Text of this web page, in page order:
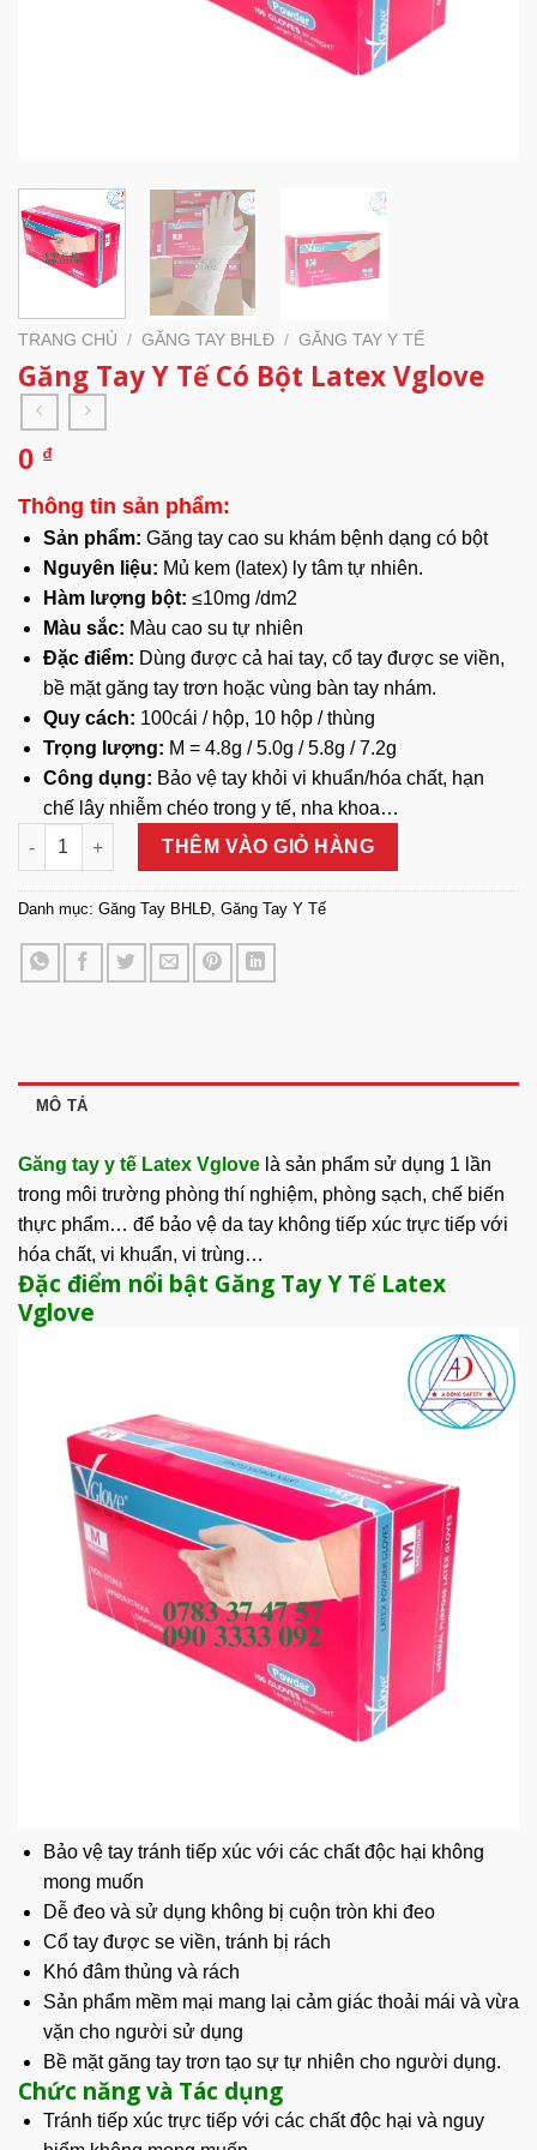
TRANG CHỦ / GĂNG TAY BHLĐ / GĂNG TAY Y TẾ
Găng Tay Y Tế Có Bột Latex Vglove
0 ₫
Thông tin sản phẩm:
Sản phẩm: Găng tay cao su khám bệnh dạng có bột
Nguyên liệu: Mủ kem (latex) ly tâm tự nhiên.
Hàm lượng bột: ≤10mg /dm2
Màu sắc: Màu cao su tự nhiên
Đặc điểm: Dùng được cả hai tay, cổ tay được se viền,
bề mặt găng tay trơn hoặc vùng bàn tay nhám.
Quy cách: 100cái / hộp, 10 hộp / thùng
Trọng lượng: M = 4.8g / 5.0g / 5.8g / 7.2g
Công dụng: Bảo vệ tay khỏi vi khuẩn/hóa chất, hạn
chế lây nhiễm chéo trong y tế, nha khoa…
Găng Tay Y Tế Có Bột Latex Vglove số lượng
THÊM VÀO GIỎ HÀNG
Danh mục: Găng Tay BHLĐ, Găng Tay Y Tế
MÔ TẢ
Găng tay y tế Latex Vglove là sản phẩm sử dụng 1 lần
trong môi trường phòng thí nghiệm, phòng sạch, chế biến
thực phẩm… để bảo vệ da tay không tiếp xúc trực tiếp với
hóa chất, vi khuẩn, vi trùng…
Đặc điểm nổi bật Găng Tay Y Tế Latex
Vglove
Bảo vệ tay tránh tiếp xúc với các chất độc hại không
mong muốn
Dễ đeo và sử dụng không bị cuộn tròn khi đeo
Cổ tay được se viền, tránh bị rách
Khó đâm thủng và rách
Sản phẩm mềm mại mang lại cảm giác thoải mái và vừa
vặn cho người sử dụng
Bề mặt găng tay trơn tạo sự tự nhiên cho người dụng.
Chức năng và Tác dụng
Tránh tiếp xúc trực tiếp với các chất độc hại và nguy